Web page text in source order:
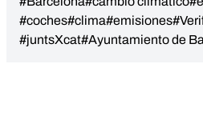
#coches#clima#emisiones
#juntsXcat#Ayuntamiento de